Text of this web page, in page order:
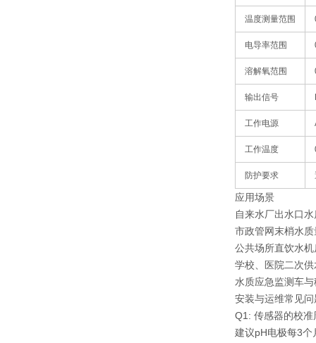
温度测量范围
电导率范围
溶解氧范围
输出信号
工作电源
工作温度
防护要求
应用场景
自来水厂出水口
市政管网末梢水
公共场所直饮水
学校、医院二次
水质应急监测车
安装与运维常见问
Q1: 传感器的校
建议pH电极每3个